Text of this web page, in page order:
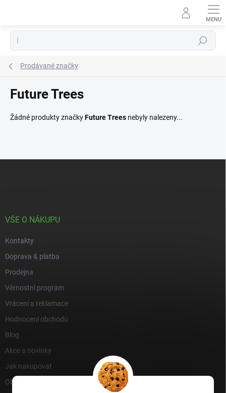
Hledat
Prodávané značky
Future Trees
Žádné produkty značkyFuture Trees nebyly nalezeny...
VŠE O NÁKUPU
Kontakty
Doprava & platba
Prodejna
Věrnostní program
Vrácení a reklamace
Hodnocení obchodu
Blog
Akce a novinky
Jak nakupovat
Obchodní podmínky